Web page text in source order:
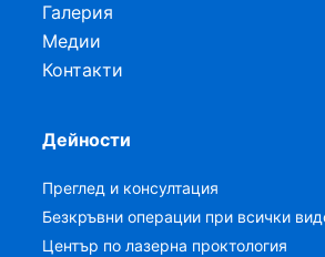
Галерия
Медии
Контакти
Дейности
Преглед и консултация
Безкръвни операции при всички
Център по лазерна проктология